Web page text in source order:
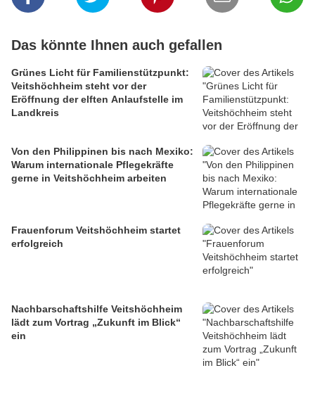
Das könnte Ihnen auch gefallen
Grünes Licht für Familienstützpunkt:
Veitshöchheim steht vor der
Eröffnung der elften Anlaufstelle im
Landkreis
Von den Philippinen bis nach Mexiko:
Warum internationale Pflegekräfte
gerne in Veitshöchheim arbeiten
Frauenforum Veitshöchheim startet
erfolgreich
Nachbarschaftshilfe Veitshöchheim
lädt zum Vortrag „Zukunft im Blick“
ein